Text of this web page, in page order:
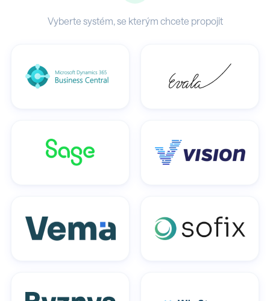
Vyberte systém, se kterým chcete propojit